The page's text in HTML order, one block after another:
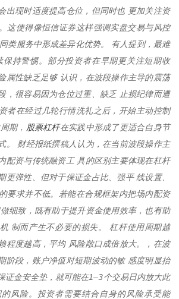
出现时适度提高仓位，但同时也 更加关注资
这使得像恒信证券这样强调实盘交易与风控
类服务中形成差异化优势。 有人提到，最难
保持警惕。部分投资者在早期更关注短期收
属性缺乏足够 认识，在波段操作主导的震荡
，很容易因为仓位过重、缺乏 止损纪律而遭
者在经过几轮行情洗礼之后，开始主动控制
期， 股票杠杆在实践中形成了更适合自身节
。 财经报纸撰稿人认为，在当前波段操作主
配资与传统融资工 具的区别主要体现在杠杆
更弹性、但对于保证金占比、强平 线设置、
要求并不低。若能在合规框架内把场内配资
细致，既有助于提升资金使用效率，也有助
制而产生不必要的损失。 杠杆使用周期越
程度越高，平均 风险敞口成倍放大。，在波
阶段，账户净值对短期波动的敏 感度明显抬
证金安全垫，就可能在1–3个交易日内放大此
风险。投资者需要结合自身的风险承受能